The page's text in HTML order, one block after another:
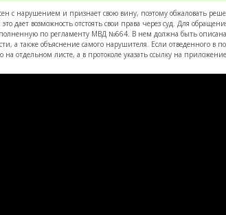
с нарушением и признает свою вину, поэтому обжаловать
дает возможность отстоять свои права через суд. Для
по регламенту МВД №664. В нем должна быть описана
а также объяснение самого нарушителя. Если отведенного в
отдельном листе, а в протоколе указать ссылку на